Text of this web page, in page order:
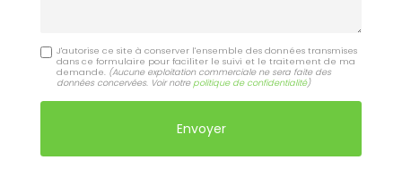
J'autorise ce site à conserver l'ensemble des données transmises
dans ce formulaire pour faciliter le suivi et le traitement de ma
demande. (Aucune exploitation commerciale ne sera faite des
données concervées. Voir notre politique de confidentialité)